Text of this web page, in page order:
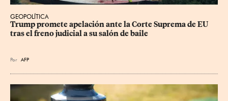
GEOPOLÍTICA
Trump promete apelación ante la Corte Suprema de EU
tras el freno judicial a su salón de baile
Por AFP